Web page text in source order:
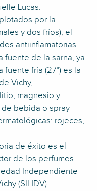
Lucas.
por la
y dos fríos), el
antiinflamatorias.
fuente de la sarna, ya
fría (27°) es la
Vichy,
magnesio y
de bebida o spray
rojeces,
de éxito es el
de los perfumes
Independiente
(SIHDV).